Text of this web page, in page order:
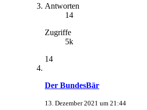
Antworten
14
Zugriffe
5k
14
Der BundesBär
13. Dezember 2021 um 21:44